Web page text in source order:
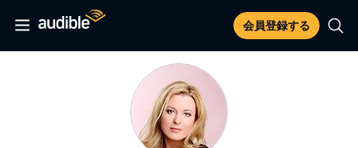
会員登録する